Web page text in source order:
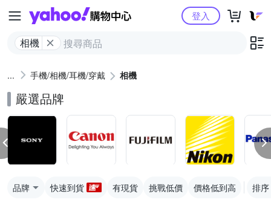
Yahoo購物中心
相機
登入
手機/相機/耳機/穿戴 相機
嚴選品牌
品牌 快速到貨 有現貨 挑戰低價 價格低到高 排序